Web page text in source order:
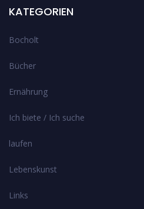
KATEGORIEN
Bocholt
Bücher
Ernährung
Ich biete / Ich suche
laufen
Lebenskunst
Links